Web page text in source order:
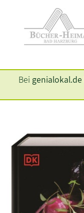
Bei genialokal.de